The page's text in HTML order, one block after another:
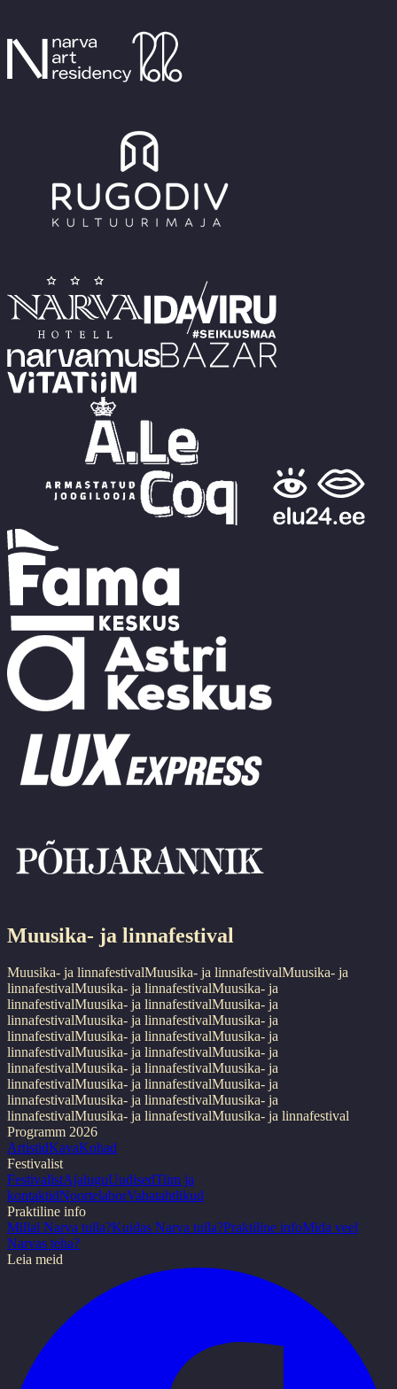
Muusika- ja linnafestival
Muusika- ja linnafestivalMuusika- ja linnafestivalMuusika- ja
linnafestivalMuusika- ja linnafestivalMuusika- ja
linnafestivalMuusika- ja linnafestivalMuusika- ja
linnafestivalMuusika- ja linnafestivalMuusika- ja
linnafestivalMuusika- ja linnafestivalMuusika- ja
linnafestivalMuusika- ja linnafestivalMuusika- ja
linnafestivalMuusika- ja linnafestivalMuusika- ja
linnafestivalMuusika- ja linnafestivalMuusika- ja
linnafestivalMuusika- ja linnafestivalMuusika- ja
linnafestivalMuusika- ja linnafestivalMuusika- ja linnafestival
Programm 2026
ArtistidKavaKohad
Festivalist
FestivalistAjaluguUudisedTiim ja
kontaktidNoortelaborVabatahtlikud
Praktiline info
Millal Narva tulla?Kuidas Narva tulla?Praktiline infoMida veel
Narvas teha?
Leia meid